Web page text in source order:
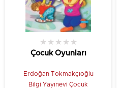
Çocuk Oyunları
★ ★ ★ ★ ★
Erdoğan Tokmakçıoğlu
Bilgi Yayınevi Çocuk